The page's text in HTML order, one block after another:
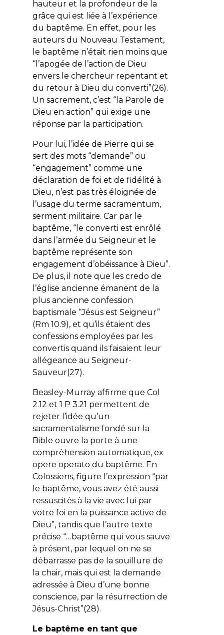
hauteur et la profondeur de la
grâce qui est liée à l’expérience
du baptême. En effet, pour les
auteurs du Nouveau Testament,
le baptême n’était rien moins que
“l’apogée de l’action de Dieu
envers le chercheur repentant et
du retour à Dieu du converti”(26).
Un sacrement, c’est “la Parole de
Dieu en action” qui exige une
réponse par la participation.
Pour lui, l’idée de Pierre qui se
sert des mots “demande” ou
“engagement” comme une
déclaration de foi et de fidélité à
Dieu, n’est pas très éloignée de
l’usage du terme sacramentum,
serment militaire. Car par le
baptême, “le converti est enrôlé
dans l’armée du Seigneur et le
baptême représente son
engagement d’obéissance à Dieu”.
De plus, il note que les credo de
l’église ancienne émanent de la
plus ancienne confession
baptismale “Jésus est Seigneur”
(Rm 10.9), et qu’ils étaient des
confessions employées par les
convertis quand ils faisaient leur
allégeance au Seigneur-
Sauveur(27).
Beasley-Murray affirme que Col
2.12 et 1 P 3.21 permettent de
rejeter l’idée qu’un
sacramentalisme fondé sur la
Bible ouvre la porte à une
compréhension automatique, ex
opere operato du baptême. En
Colossiens, figure l’expression “par
le baptême, vous avez été aussi
ressuscités à la vie avec lui par
votre foi en la puissance active de
Dieu”, tandis que l’autre texte
précise “…baptême qui vous sauve
à présent, par lequel on ne se
débarrasse pas de la souillure de
la chair, mais qui est la demande
adressée à Dieu d’une bonne
conscience, parla résurrection de
Jésus-Christ”(28).
Le baptême en tant que